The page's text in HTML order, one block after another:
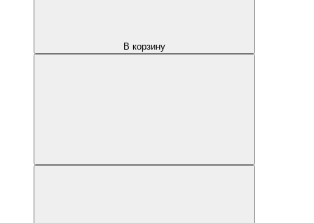
В корзину